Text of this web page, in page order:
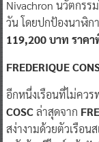
Nivachron นวัตกรร
วัน โดยปกป้องนาฬิก
119,200 บาท ราค
FREDERIQUE
อีกหนึ่งเรือนที่ไม่คว
COSCล่าสุดจาก
สง่างามด้วยตัวเรือน